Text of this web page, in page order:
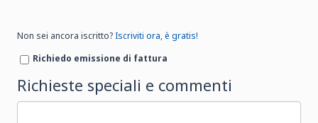
Non sei ancora iscritto?Iscriviti ora, è gratis!
Richiedo emissione di fattura
Richieste speciali e commenti